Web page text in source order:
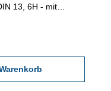
13, 6H - mit